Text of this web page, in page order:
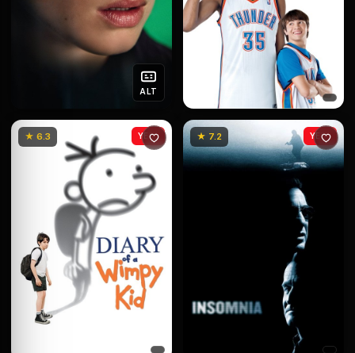
ALT
★ 6.3 YENİ ★ 7.2 YENİ